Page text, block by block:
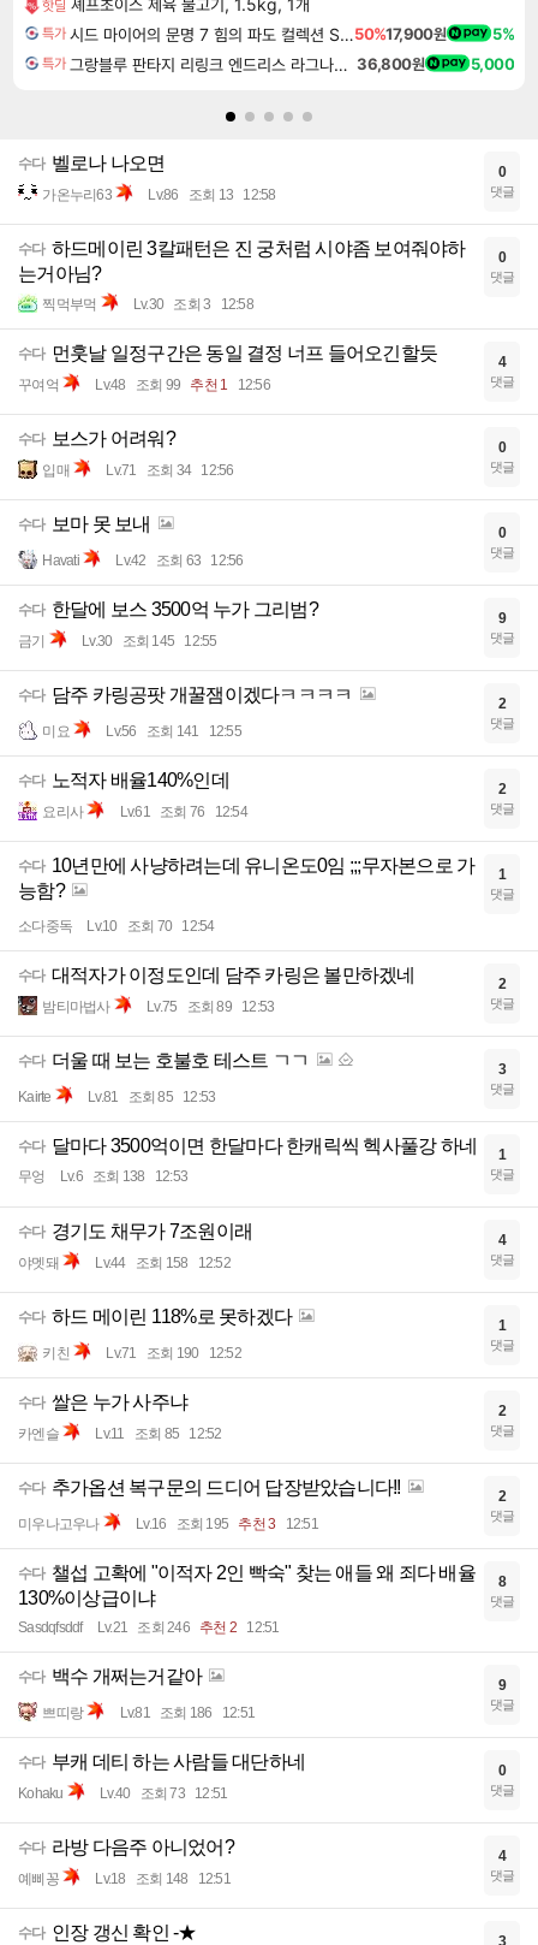
핫딜 셰프초이스 제육 불고기, 1.5kg, 1개
특가 시드 마이어의 문명 7 힘의 파도 컬렉션 Sid Meier's Civilization VII Tides of Power Collection DLC50%17,900원 5%
특가 그랑블루 판타지 리링크 엔드리스 라그나로크 업그레이드 킷 Granblue Fantasy Relink Endless Ragnarok Upgrade Kit DLC 36,800원 5,000
수다 벨로나 나오면
가온누리63 Lv.86 조회 13 12:58
0
댓글
수다 하드메이린 3칼패턴은 진 궁처럼 시야좀 보여줘야하
는거아님?
찍먹부먹 Lv.30 조회 3 12:58
0
댓글
수다 먼훗날 일정구간은 동일 결정 너프 들어오긴할듯
꾸여억 Lv.48 조회 99 추천 1 12:56
4
댓글
수다 보스가 어려워?
입매 Lv.71 조회 34 12:56
0
댓글
수다 보마 못 보내
Havati Lv.42 조회 63 12:56
0
댓글
수다 한달에 보스 3500억 누가 그리범?
금기 Lv.30 조회 145 12:55
9
댓글
수다 담주 카링공팟 개꿀잼이겠다ㅋㅋㅋㅋ
미요 Lv.56 조회 141 12:55
2
댓글
수다 노적자 배율140%인데
요리사 Lv.61 조회 76 12:54
2
댓글
수다 10년만에 사냥하려는데 유니온도0임 ;;;무자본으로 가
능함?
소다중독 Lv.10 조회 70 12:54
1
댓글
수다 대적자가 이정도인데 담주 카링은 볼만하겠네
밤티마법사 Lv.75 조회 89 12:53
2
댓글
수다 더울 때 보는 호불호 테스트 ㄱㄱ
Kairte Lv.81 조회 85 12:53
3
댓글
수다 달마다 3500억이면 한달마다 한캐릭씩 헥사풀강 하네
무엉 Lv.6 조회 138 12:53
1
댓글
수다 경기도 채무가 7조원이래
야멧돼 Lv.44 조회 158 12:52
4
댓글
수다 하드 메이린 118%로 못하겠다
키친 Lv.71 조회 190 12:52
1
댓글
수다 쌀은 누가 사주냐
카엔슬 Lv.11 조회 85 12:52
2
댓글
수다 추가옵션 복구문의 드디어 답장받았습니다!!
미우나고우나 Lv.16 조회 195 추천 3 12:51
2
댓글
수다 챌섭 고확에 "이적자 2인 빡숙" 찾는 애들 왜 죄다 배율
130%이상급이냐
Sasdqfsddf Lv.21 조회 246 추천 2 12:51
8
댓글
수다 백수 개쩌는거같아
쁘띠랑 Lv.81 조회 186 12:51
9
댓글
수다 부캐 데티 하는 사람들 대단하네
Kohaku Lv.40 조회 73 12:51
0
댓글
수다 라방 다음주 아니었어?
예삐꽁 Lv.18 조회 148 12:51
4
댓글
수다 인장 갱신 확인 -★ 3